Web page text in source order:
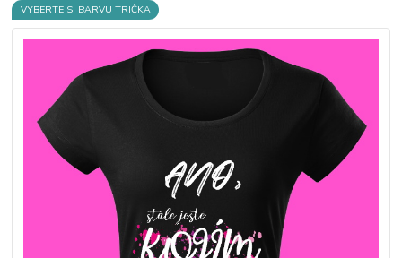
VYBERTE SI BARVU TRIČKA